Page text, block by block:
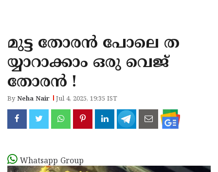
KANNUR
KASARAGOD
മുട്ട തോരൻ പോലെ ത
യ്യാറാക്കാം ഒരു വെജ്
തോരൻ !
ByNeha Nair Jul 4, 2025, 19:35 IST
Whatsapp Group